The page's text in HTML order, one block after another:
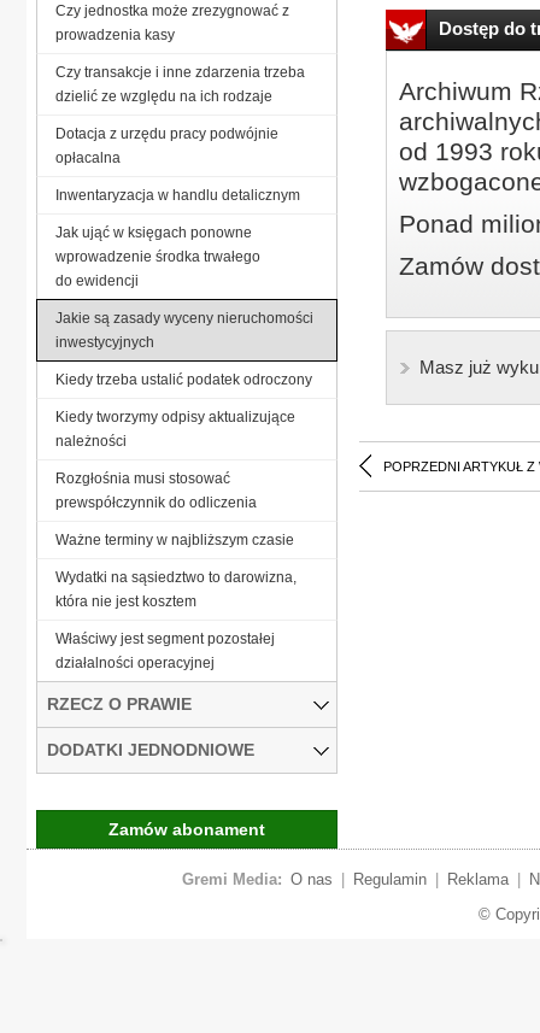
Dostęp do
Archiwum
od 1993
Ponad
Zamów
Masz już
POPRZEDNI ARTYKUŁ Z
Czy jednostka może zrezygnować z
prowadzenia kasy
Czy transakcje i inne zdarzenia trzeba
dzielić ze względu na ich rodzaje
Dotacja z urzędu pracy podwójnie
opłacalna
Inwentaryzacja w handlu detalicznym
Jak ująć w księgach ponowne
wprowadzenie środka trwałego
do ewidencji
Jakie są zasady wyceny nieruchomości
inwestycyjnych
Kiedy trzeba ustalić podatek odroczony
Kiedy tworzymy odpisy aktualizujące
należności
Rozgłośnia musi stosować
prewspółczynnik do odliczenia
Ważne terminy w najbliższym czasie
Wydatki na sąsiedztwo to darowizna,
która nie jest kosztem
Właściwy jest segment pozostałej
działalności operacyjnej
RZECZ O PRAWIE
DODATKI JEDNODNIOWE
Zamów abonament
Gremi Media: O nas Regulamin Reklama
©